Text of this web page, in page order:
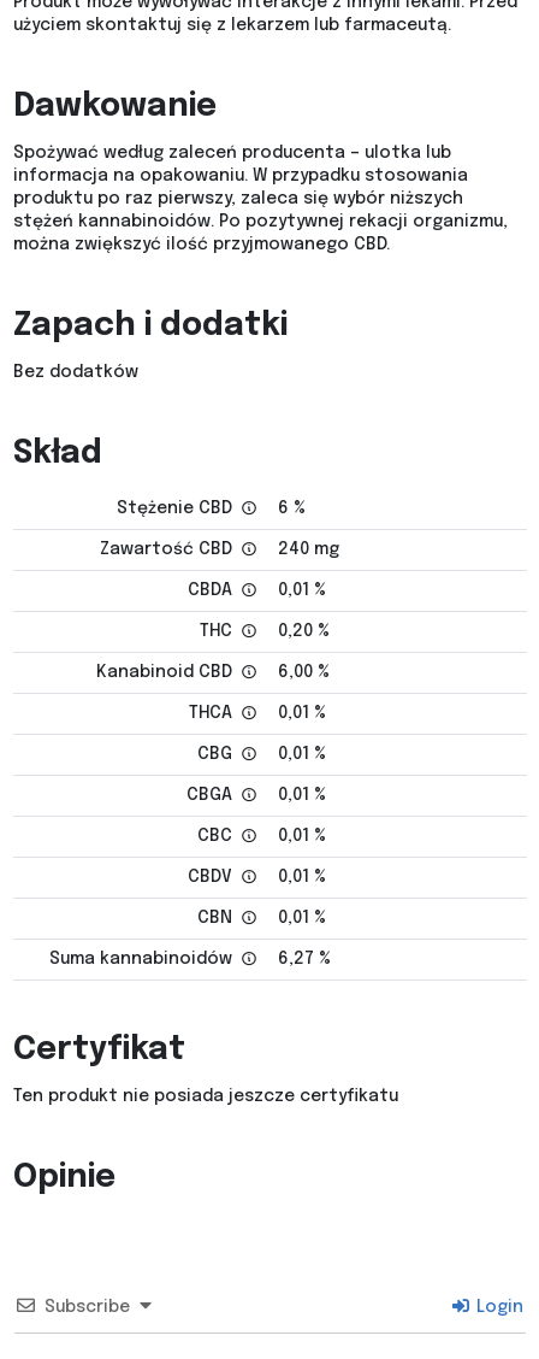
użyciem skontaktuj się z lekarzem lub farmaceutą.
Dawkowanie
Spożywać według zaleceń producenta – ulotka lub
informacja na opakowaniu. W przypadku stosowania
produktu po raz pierwszy, zaleca się wybór niższych
stężeń kannabinoidów. Po pozytywnej rekacji organizmu,
można zwiększyć ilość przyjmowanego CBD.
Zapach i dodatki
Bez dodatków
Skład
Stężenie CBD 6 %
Zawartość CBD 240 mg
CBDA 0,01 %
THC 0,20 %
Kanabinoid CBD 6,00 %
THCA 0,01 %
CBG 0,01 %
CBGA 0,01 %
CBC 0,01 %
CBDV 0,01 %
CBN 0,01 %
Suma kannabinoidów 6,27 %
Certyfikat
Ten produkt nie posiada jeszcze certyfikatu
Opinie
Subscribe Login